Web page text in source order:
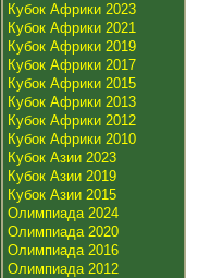
Кубок Африки 2023
Кубок Африки 2021
Кубок Африки 2019
Кубок Африки 2017
Кубок Африки 2015
Кубок Африки 2013
Кубок Африки 2012
Кубок Африки 2010
Кубок Азии 2023
Кубок Азии 2019
Кубок Азии 2015
Олимпиада 2024
Олимпиада 2020
Олимпиада 2016
Олимпиада 2012